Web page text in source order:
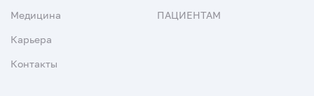
Медицина
Карьера
Контакты
ПАЦИЕНТАМ